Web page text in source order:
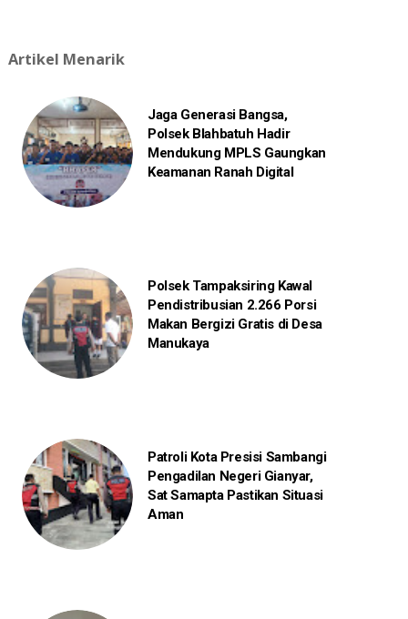
Artikel Menarik
Jaga Generasi Bangsa,
Polsek Blahbatuh Hadir
Mendukung MPLS Gaungkan
Keamanan Ranah Digital
Polsek Tampaksiring Kawal
Pendistribusian 2.266 Porsi
Makan Bergizi Gratis di Desa
Manukaya
Patroli Kota Presisi Sambangi
Pengadilan Negeri Gianyar,
Sat Samapta Pastikan Situasi
Aman